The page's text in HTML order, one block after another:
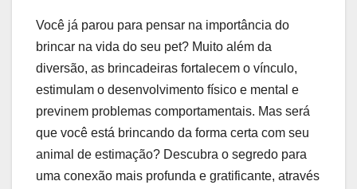
Você já parou para pensar na importância do
brincar na vida do seu pet? Muito além da
diversão, as brincadeiras fortalecem o vínculo,
estimulam o desenvolvimento físico e mental e
previnem problemas comportamentais. Mas será
que você está brincando da forma certa com seu
animal de estimação? Descubra o segredo para
uma conexão mais profunda e gratificante, através